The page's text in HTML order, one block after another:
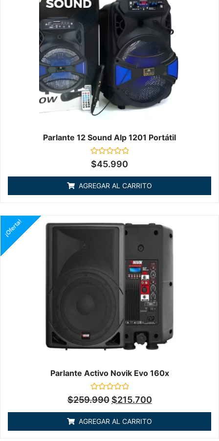
Parlante 12 Sound Alp 1201 Portátil
Valorado
en
de
5
$45.990
AGREGAR AL CARRITO
Parlante Activo Novik Evo 160x
Valorado
en
de
5
¡Oferta!
$259.990 $215.700
AGREGAR AL CARRITO